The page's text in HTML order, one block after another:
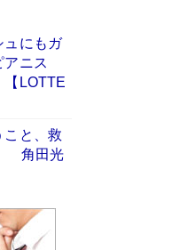
作者が抱き
きたくな
後編） #
ュにもガ
アニス
LOTTE
こと、救
角田光